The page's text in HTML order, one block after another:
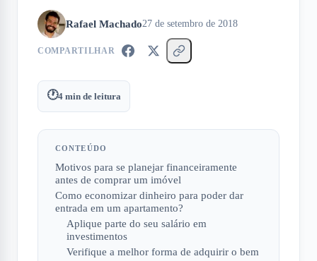
Rafael Machado27 de setembro de 2018
COMPARTILHAR
🕐4 min de leitura
CONTEÚDO
Motivos para se planejar financeiramente
antes de comprar um imóvel
Como economizar dinheiro para poder dar
entrada em um apartamento?
Aplique parte do seu salário em
investimentos
Verifique a melhor forma de adquirir o bem